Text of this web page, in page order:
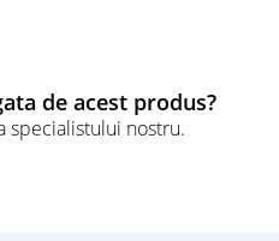
de acest produs?
specialistului nostru.